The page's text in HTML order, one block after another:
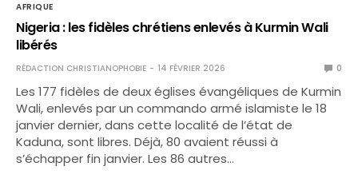
AFRIQUE
Nigeria : les fidèles chrétiens enlevés à Kurmin Wali
libérés
RÉDACTION CHRISTIANOPHOBIE 14 FÉVRIER 2026 0
Les 177 fidèles de deux églises évangéliques de Kurmin
Wali, enlevés par un commando armé islamiste le 18
janvier dernier, dans cette localité de l’état de
Kaduna, sont libres. Déjà, 80 avaient réussi à
s’échapper fin janvier. Les 86 autres…